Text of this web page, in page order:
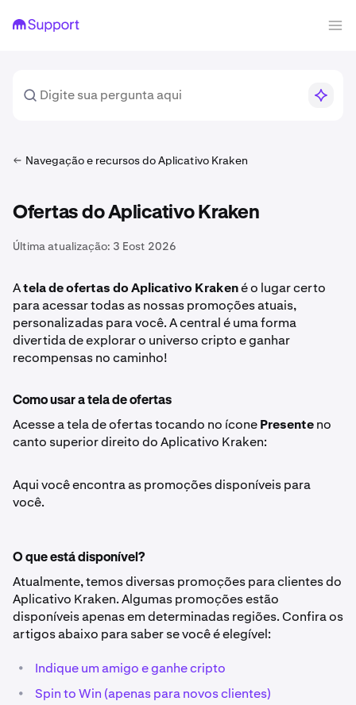
Navegação e recursos do Aplicativo Kraken
Ofertas do Aplicativo Kraken
Última atualização: 3 Eost 2026
Atela de ofertas do Aplicativo Krakené o lugar certo
para acessar todas as nossas promoções atuais,
personalizadas para você. A central é uma forma
divertida de explorar o universo cripto e ganhar
recompensas no caminho!
Como usar a tela de ofertas
Acesse a tela de ofertas tocando no íconePresenteno
canto superior direito do Aplicativo Kraken:
Aqui você encontra as promoções disponíveis para
você.
O que está disponível?
Atualmente, temos diversas promoções para clientes do
Aplicativo Kraken. Algumas promoções estão
disponíveis apenas em determinadas regiões. Confira os
artigos abaixo para saber se você é elegível:
• Indique um amigo e ganhe cripto
• Spin to Win (apenas para novos clientes)